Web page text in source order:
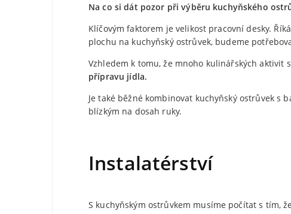
Na co si dát pozor při výběru kuchyňského
Klíčovým faktorem je velikost pracovní desky.
plochu na kuchyňský ostrůvek, budeme
Vzhledem k tomu, že mnoho kulinářských aktivit
přípravu jídla.
Je také běžné kombinovat kuchyňský ostrůvek
blízkým na dosah ruky.
Instalatérství
S kuchyňským ostrůvkem musíme počítat s tím,